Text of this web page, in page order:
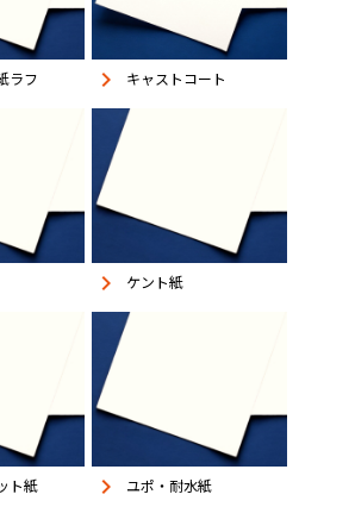
ラフ keyboard_arrow_right キャストコート
keyboard_arrow_right ケント紙
ト紙 keyboard_arrow_right ユポ・耐水紙